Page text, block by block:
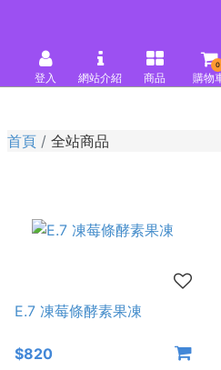
登入 網站介紹 商品 購物
0
首頁 全站商品
E.7 凍莓條酵素果凍
$820